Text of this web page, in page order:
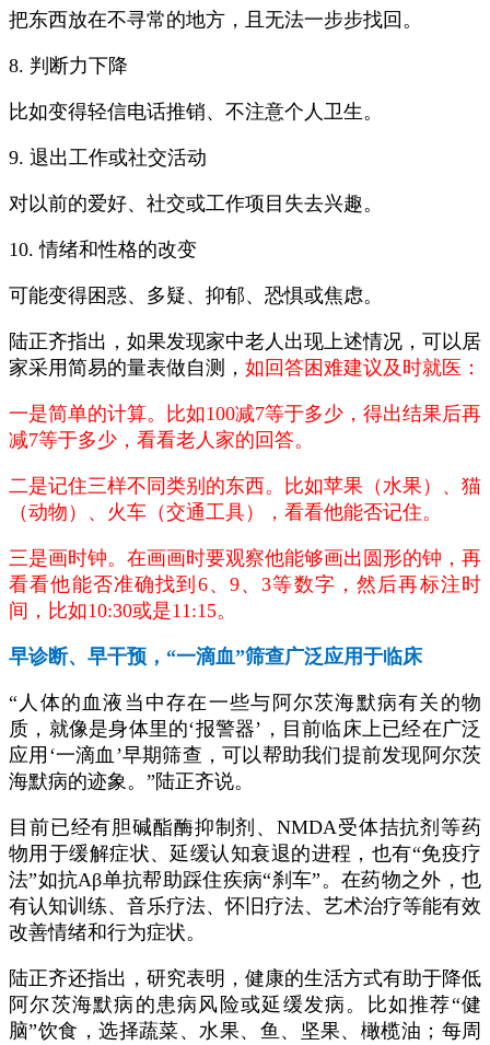
把东西放在不寻常的地方，且无法一步步找回。
8. 判断力下降
比如变得轻信电话推销、不注意个人卫生。
9. 退出工作或社交活动
对以前的爱好、社交或工作项目失去兴趣。
10. 情绪和性格的改变
可能变得困惑、多疑、抑郁、恐惧或焦虑。
陆正齐指出，如果发现家中老人出现上述情况，可以居
家采用简易的量表做自测， 如回答困难建议及时就医：
一是简单的计算。比如100减7等于多少，得出结果后再
减7等于多少，看看老人家的回答。
二是记住三样不同类别的东西。比如苹果（水果）、猫
（动物）、火车（交通工具），看看他能否记住。
三是画时钟。在画画时要观察他能够画出圆形的钟，再
看看他能否准确找到6、9、3等数字，然后再标注时
间，比如10:30或是11:15。
早诊断、早干预，“一滴血”筛查广泛应用于临床
“人体的血液当中存在一些与阿尔茨海默病有关的物
质，就像是身体里的‘报警器’，目前临床上已经在广泛
应用‘一滴血’早期筛查，可以帮助我们提前发现阿尔茨
海默病的迹象。”陆正齐说。
目前已经有胆碱酯酶抑制剂、NMDA受体拮抗剂等药
物用于缓解症状、延缓认知衰退的进程，也有“免疫疗
法”如抗Aβ单抗帮助踩住疾病“刹车”。在药物之外，也
有认知训练、音乐疗法、怀旧疗法、艺术治疗等能有效
改善情绪和行为症状。
陆正齐还指出，研究表明，健康的生活方式有助于降低
阿尔茨海默病的患病风险或延缓发病。比如推荐“健
脑”饮食，选择蔬菜、水果、鱼、坚果、橄榄油；每周